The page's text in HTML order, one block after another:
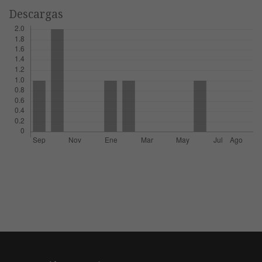
Descargas